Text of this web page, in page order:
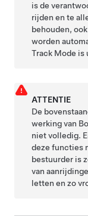
is de
rijden en te
behouden,
worden
Track Mode is
ATTENTIE
De
werking van
niet volledig.
deze functies
bestuurder is
van
letten en zo